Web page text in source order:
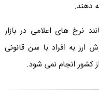
دهند.
نرخ های اعلامی در بازار
به افراد با سن قانونی